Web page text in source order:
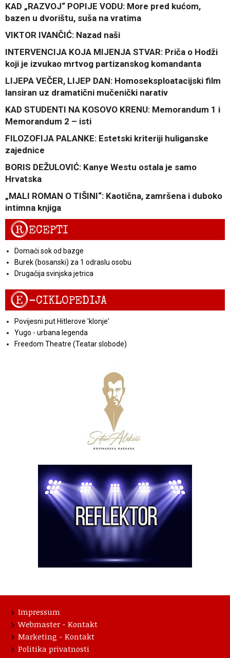
KAD „RAZVOJ“ POPIJE VODU: More pred kućom,
bazen u dvorištu, suša na vratima
VIKTOR IVANČIĆ: Nazad naši
INTERVENCIJA KOJA MIJENJA STVAR: Priča o Hodži
koji je izvukao mrtvog partizanskog komandanta
LIJEPA VEČER, LIJEP DAN: Homoseksploatacijski film
lansiran uz dramatični mučenički narativ
KAD STUDENTI NA KOSOVO KRENU: Memorandum 1 i
Memorandum 2 – isti
FILOZOFIJA PALANKE: Estetski kriteriji huliganske
zajednice
BORIS DEŽULOVIĆ: Kanye Westu ostala je samo
Hrvatska
„MALI ROMAN O TIŠINI“: Kaotična, zamršena i duboko
intimna knjiga
RECEPTI
Domaći sok od bazge
Burek (bosanski) za 1 odraslu osobu
Drugačija svinjska jetrica
E-CIKLOPEDIJA
Povijesni put Hitlerove 'klonje'
Yugo - urbana legenda
Freedom Theatre (Teatar slobode)
Impressum
Webmaster - Kontakt
Marketing - Kontakt
Politika privatnosti